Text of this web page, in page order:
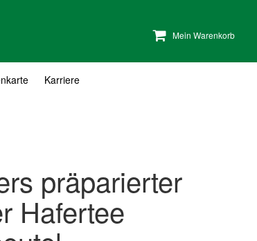
Mein Warenkorb
Karriere
präparierter
Hafertee